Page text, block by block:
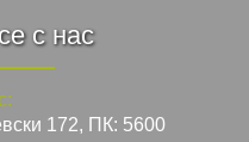
с нас
172, ПК: 5600